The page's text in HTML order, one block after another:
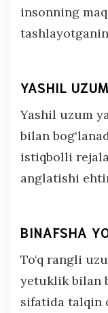
insonning
YASHIL UZUM
Yashil uzum
bilan
istiqbolli
anglatishi
BINAFSHA
To‘q rangli
yetuklik bilan
sifatida talqin